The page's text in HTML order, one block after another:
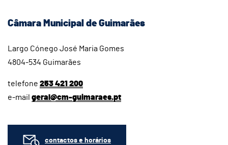
Câmara Municipal de Guimarães
Largo Cónego José Maria Gomes
4804-534 Guimarães
telefone 253 421 200
e-mail geral@cm-guimaraes.pt
contactos e horários